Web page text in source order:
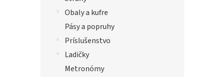
Obaly a kufre
Pásy a popruhy
Príslušenstvo
Ladičky
Metronómy